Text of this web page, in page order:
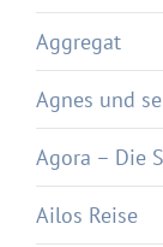
Aggregat
Agnes und
Agora – Die
Ailos Reise